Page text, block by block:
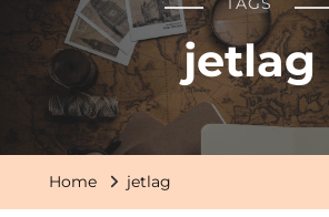
jetlag
Home jetlag